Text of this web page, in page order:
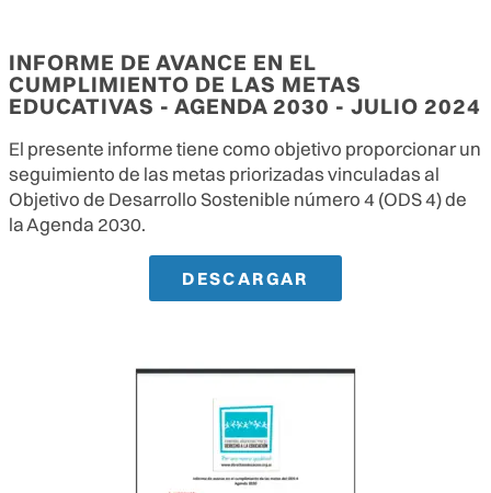
INFORME DE AVANCE EN EL
CUMPLIMIENTO DE LAS METAS
EDUCATIVAS - AGENDA 2030 - JULIO 2024
El presente informe tiene como objetivo proporcionar un
seguimiento de las metas priorizadas vinculadas al
Objetivo de Desarrollo Sostenible número 4 (ODS 4) de
la Agenda 2030.
DESCARGAR